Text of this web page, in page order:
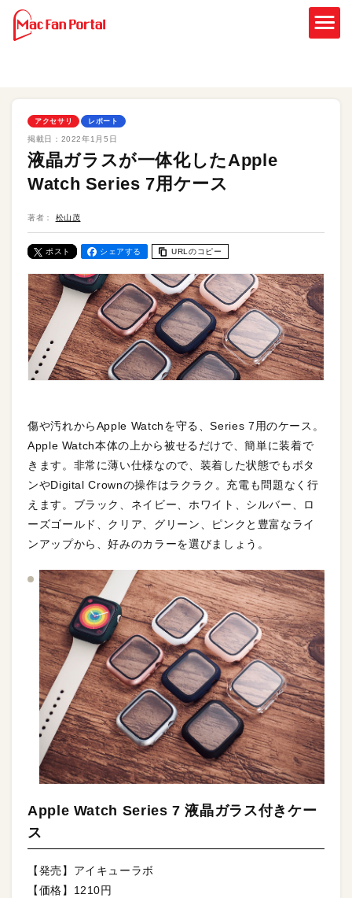
アクセサリ レポート
掲載日： 2022年1月5日
液晶ガラスが一体化したApple
Watch Series 7用ケース
著者： 松山茂
ポスト シェアする URLのコピー
傷や汚れからApple Watchを守る、Series 7用のケース。
Apple Watch本体の上から被せるだけで、簡単に装着で
きます。非常に薄い仕様なので、装着した状態でもボタ
ンやDigital Crownの操作はラクラク。充電も問題なく行
えます。ブラック、ネイビー、ホワイト、シルバー、ロ
ーズゴールド、クリア、グリーン、ピンクと豊富なライ
ンアップから、好みのカラーを選びましょう。
Apple Watch Series 7 液晶ガラス付きケー
ス
【発売】アイキューラボ
【価格】1210円